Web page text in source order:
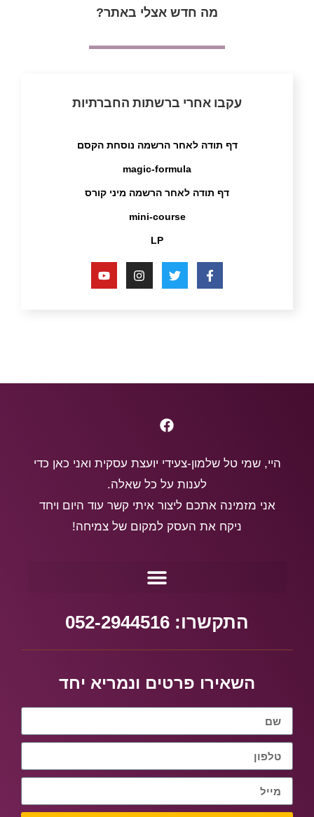
מה חדש אצלי באתר?
עקבו אחרי ברשתות החברתיות
דף תודה לאחר הרשמה נוסחת הקסם
magic-formula
דף תודה לאחר הרשמה מיני קורס
mini-course
LP
היי, שמי טל שלמון-צעידי יועצת עסקית ואני כאן כדי
לענות על כל שאלה.
אני מזמינה אתכם ליצור איתי קשר עוד היום ויחד
ניקח את העסק למקום של צמיחה!
התקשרו: 052-2944516
השאירו פרטים ונמריא יחד